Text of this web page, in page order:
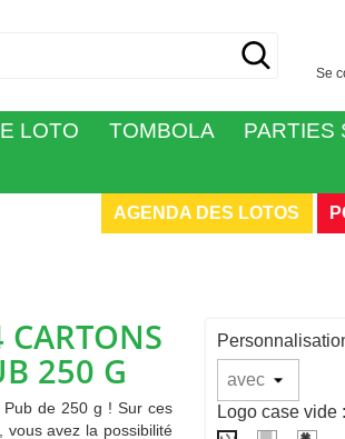
Se
LOTO TOMBOLA
PARTIES
AGENDA DES LOTOS
250 G
de 250 g ! Sur ces
vous avez la possibilité
Logo case vide